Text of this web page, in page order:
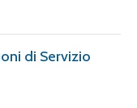
di Servizio